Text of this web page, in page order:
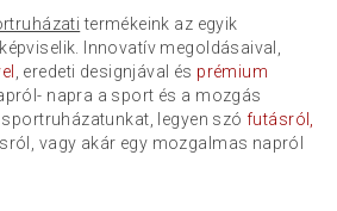
termékeink az egyik
Innovatív megoldásaival,
, eredeti designjával és prémium
napra a sport és a mozgás
sportruházatunkat, legyen szófutásról,
vagy akár egy mozgalmas napról